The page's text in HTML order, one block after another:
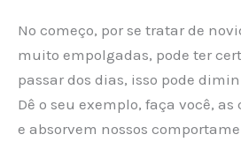
No começo, por se tratar de
muito empolgadas, pode ter
passar dos dias, isso pode
Dê o seu exemplo, faça você,
e absorvem nossos